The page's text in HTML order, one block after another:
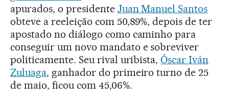
apurados, o presidente Juan Manuel Santos
obteve a reeleição com 50,89%, depois de ter
apostado no diálogo como caminho para
conseguir um novo mandato e sobreviver
politicamente. Seu rival uribista, Óscar Iván
Zuluaga, ganhador do primeiro turno de 25
de maio, ficou com 45,06%.